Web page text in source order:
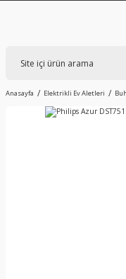
Anasayfa Elektrikli Ev Aletleri